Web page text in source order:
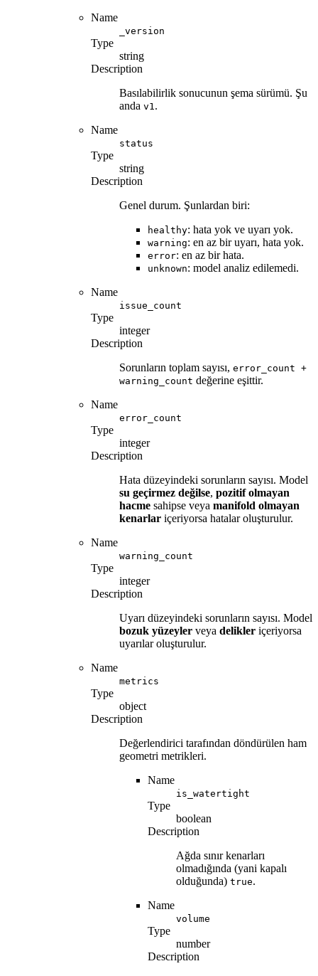
Name
_version
Type
string
Description
Basılabilirlik sonucunun şema sürümü. Şu
anda v1 .
Name
status
Type
string
Description
Genel durum. Şunlardan biri:
healthy: hata yok ve uyarı yok.
warning: en az bir uyarı, hata yok.
error: en az bir hata.
unknown: model analiz edilemedi.
Name
issue_count
Type
integer
Description
Sorunların toplam sayısı, error_count +
warning_count değerine eşittir.
Name
error_count
Type
integer
Description
Hata düzeyindeki sorunların sayısı. Model
su geçirmez değilse, pozitif olmayan
hacme sahipse veya manifold olmayan
kenarlar içeriyorsa hatalar oluşturulur.
Name
warning_count
Type
integer
Description
Uyarı düzeyindeki sorunların sayısı. Model
bozuk yüzeyler veya delikler içeriyorsa
uyarılar oluşturulur.
Name
metrics
Type
object
Description
Değerlendirici tarafından döndürülen ham
geometri metrikleri.
Name
is_watertight
Type
boolean
Description
Ağda sınır kenarları
olmadığında (yani kapalı
olduğunda) true.
Name
volume
Type
number
Description